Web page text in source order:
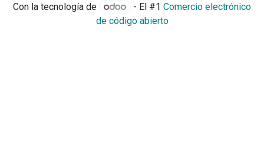
Con la tecnología de - El #1Comercio electrónico
de código abierto